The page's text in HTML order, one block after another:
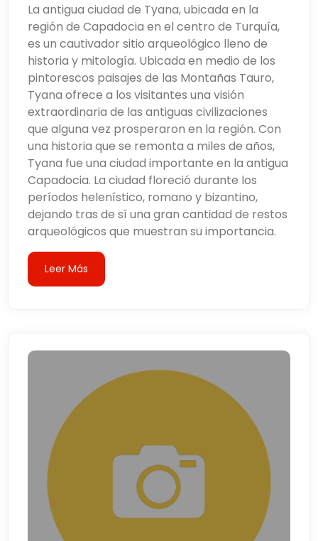
La antigua ciudad de Tyana, ubicada en la
región de Capadocia en el centro de Turquía,
es un cautivador sitio arqueológico lleno de
historia y mitología. Ubicada en medio de los
pintorescos paisajes de las Montañas Tauro,
Tyana ofrece a los visitantes una visión
extraordinaria de las antiguas civilizaciones
que alguna vez prosperaron en la región. Con
una historia que se remonta a miles de años,
Tyana fue una ciudad importante en la antigua
Capadocia. La ciudad floreció durante los
períodos helenístico, romano y bizantino,
dejando tras de sí una gran cantidad de restos
arqueológicos que muestran su importancia.
Leer Más